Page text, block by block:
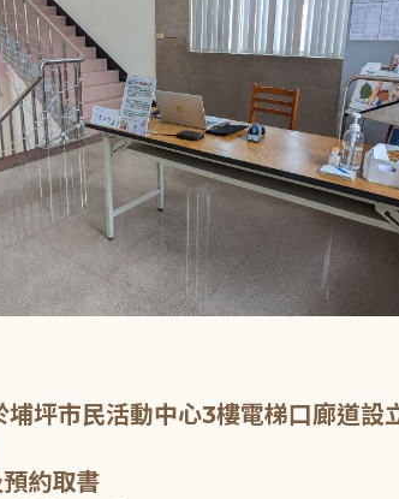
坪市民活動中心3樓電梯口廊道設
約取書